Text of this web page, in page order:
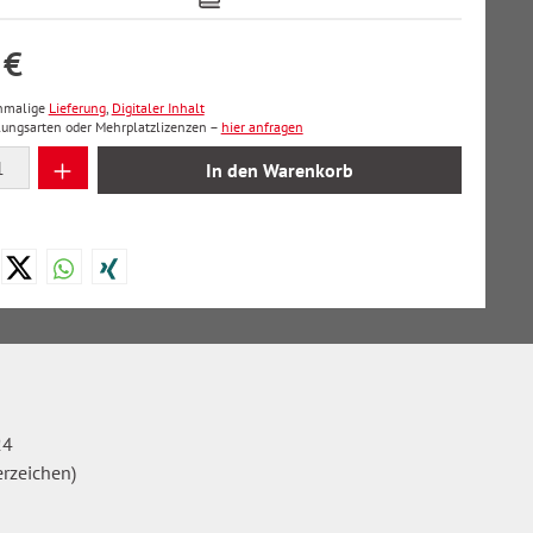
Lieferung, Digitaler Inhalt
oder Mehrplatzlizenzen – hier anfragen
Anzahl: Gib den gewünschten Wert ein
In den Warenkorb